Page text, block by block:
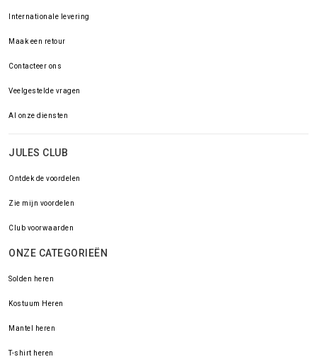
Internationale levering
Maak een retour
Contacteer ons
Veelgestelde vragen
Al onze diensten
JULES CLUB
Ontdek de voordelen
Zie mijn voordelen
Club voorwaarden
ONZE CATEGORIEËN
Solden heren
Kostuum Heren
Mantel heren
T-shirt heren